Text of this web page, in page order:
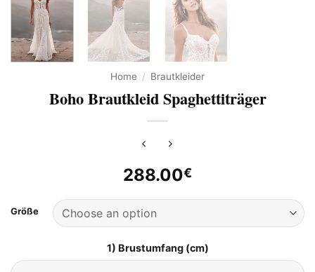
Home / Brautkleider
Boho Brautkleid Spaghettiträger
288.00€
Größe
1) Brustumfang (cm)